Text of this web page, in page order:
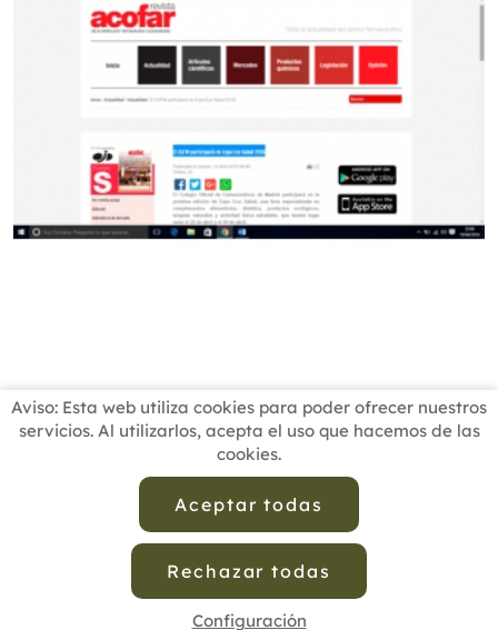
Aviso: Esta web utiliza cookies para poder ofrecer nuestros
servicios. Al utilizarlos, acepta el uso que hacemos de las
cookies.
Aceptar todas
Rechazar todas
Configuración
BUSCADOR PROFESIONALES
ESCUELAS RECOMENDADAS
CONTACTO
Política de Privacidad de Datos
Política de Calidad
Política de Cookies
Configuración de Cookies